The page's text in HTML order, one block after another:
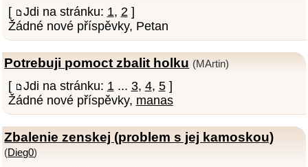
[ Jdi na stránku: 1, 2 ]
Žádné nové příspěvky, Petan
Potrebuji pomoct zbalit holku (MArtin)
[ Jdi na stránku: 1... 3, 4, 5]
Žádné nové příspěvky, manas
Zbalenie zenskej (problem s jej kamoskou)
(Dieg0)